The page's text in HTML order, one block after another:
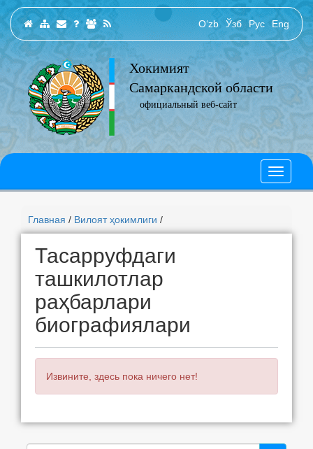
O‘zb Ўзб Рус Eng
Хокимият
Самаркандской области
официальный веб-сайт
Главная / Вилоят ҳокимлиги /
Тасарруфдаги
ташкилотлар
раҳбарлари
биографиялари
Извините, здесь пока ничего нет!